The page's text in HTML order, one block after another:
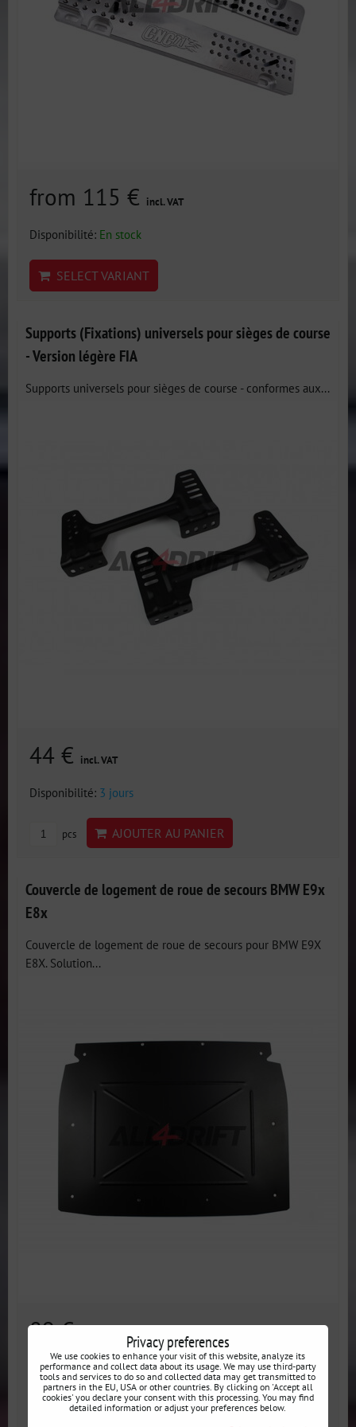
from 115 € incl. VAT
Disponibilité: En stock
SELECT VARIANT
Supports (Fixations) universels pour sièges de course
- Version légère FIA
Supports universels pour sièges de course - conformes aux...
44 € incl. VAT
Disponibilité: 3 jours
pcs AJOUTER AU PANIER
Couvercle de logement de roue de secours BMW E9x
E8x
Couvercle de logement de roue de secours pour BMW E9X
E8X. Solution...
89 €
Disponibilité:En stock
pcs AJOUTER AU PANIER
Privacy preferences
We use cookies to enhance your visit of this website, analyze its
performance and collect data about its usage. We may use third-party
tools and services to do so and collected data may get transmitted to
partners in the EU, USA or other countries. By clicking on 'Accept all
cookies' you declare your consent with this processing. You may find
detailed information or adjust your preferences below.